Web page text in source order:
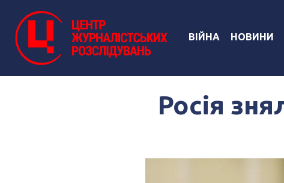
ВІЙНА НОВИНИ
Росія